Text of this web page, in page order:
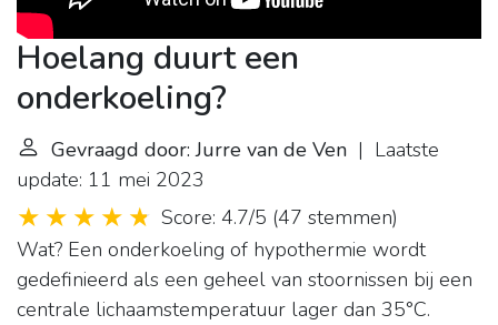
Hoelang duurt een
onderkoeling?
Gevraagd door: Jurre van de Ven | Laatste
update: 11 mei 2023
Score: 4.7/5 (47 stemmen)
Wat? Een onderkoeling of hypothermie wordt
gedefinieerd als een geheel van stoornissen bij een
centrale lichaamstemperatuur lager dan 35°C.